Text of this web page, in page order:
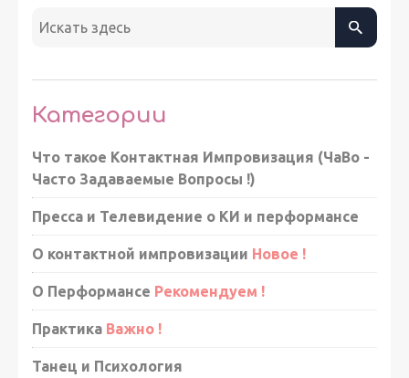
Категории
Что такое Контактная Импровизация (ЧаВо -
Часто Задаваемые Вопросы !)
Пресса и Телевидение о КИ и перформансе
О контактной импровизации Новое !
О Перформансе Рекомендуем !
Практика Важно !
Танец и Психология